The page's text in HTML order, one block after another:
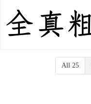
All 25